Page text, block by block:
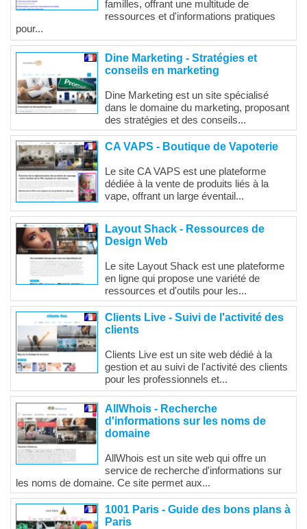
familles, offrant une multitude de
ressources et d'informations pratiques
pour...
Dine Marketing - Stratégies et
conseils en marketing
Dine Marketing est un site spécialisé
dans le domaine du marketing, proposant
des stratégies et des conseils...
CA VAPS - Boutique de Vapoterie
Le site CA VAPS est une plateforme
dédiée à la vente de produits liés à la
vape, offrant un large éventail...
Layout Shack - Ressources de
Design Web
Le site Layout Shack est une plateforme
en ligne qui propose une variété de
ressources et d'outils pour les...
Clients Live - Suivi de l'activité des
clients
Clients Live est un site web dédié à la
gestion et au suivi de l'activité des clients
pour les professionnels et...
AllWhois - Recherche
d'informations sur les noms de
domaine
AllWhois est un site web qui offre un
service de recherche d'informations sur
les noms de domaine. Ce site permet aux...
1001 Paris - Guide des bons plans à
Paris